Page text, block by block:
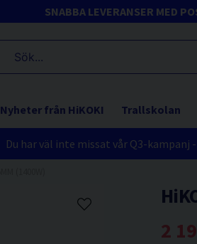
SNABBA LEVERANSER MED
Nyheter från HiKOKI Trallskolan
Du har väl inte missat vår Q3-kampanj -
2